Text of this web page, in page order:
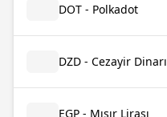
DOT - Polkadot
DZD - Cezayir Dinarı
EGP - Mısır Lirası